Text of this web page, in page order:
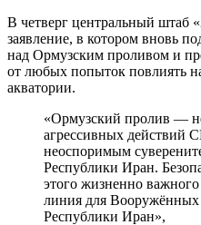
В четверг центральный штаб
заявление, в котором вновь
над Ормузским проливом и
от любых попыток повлиять
акватории.
«Ормузский пролив —
агрессивных действий
неоспоримым
Республики Иран.
этого жизненно
линия для
Республики Иран»,